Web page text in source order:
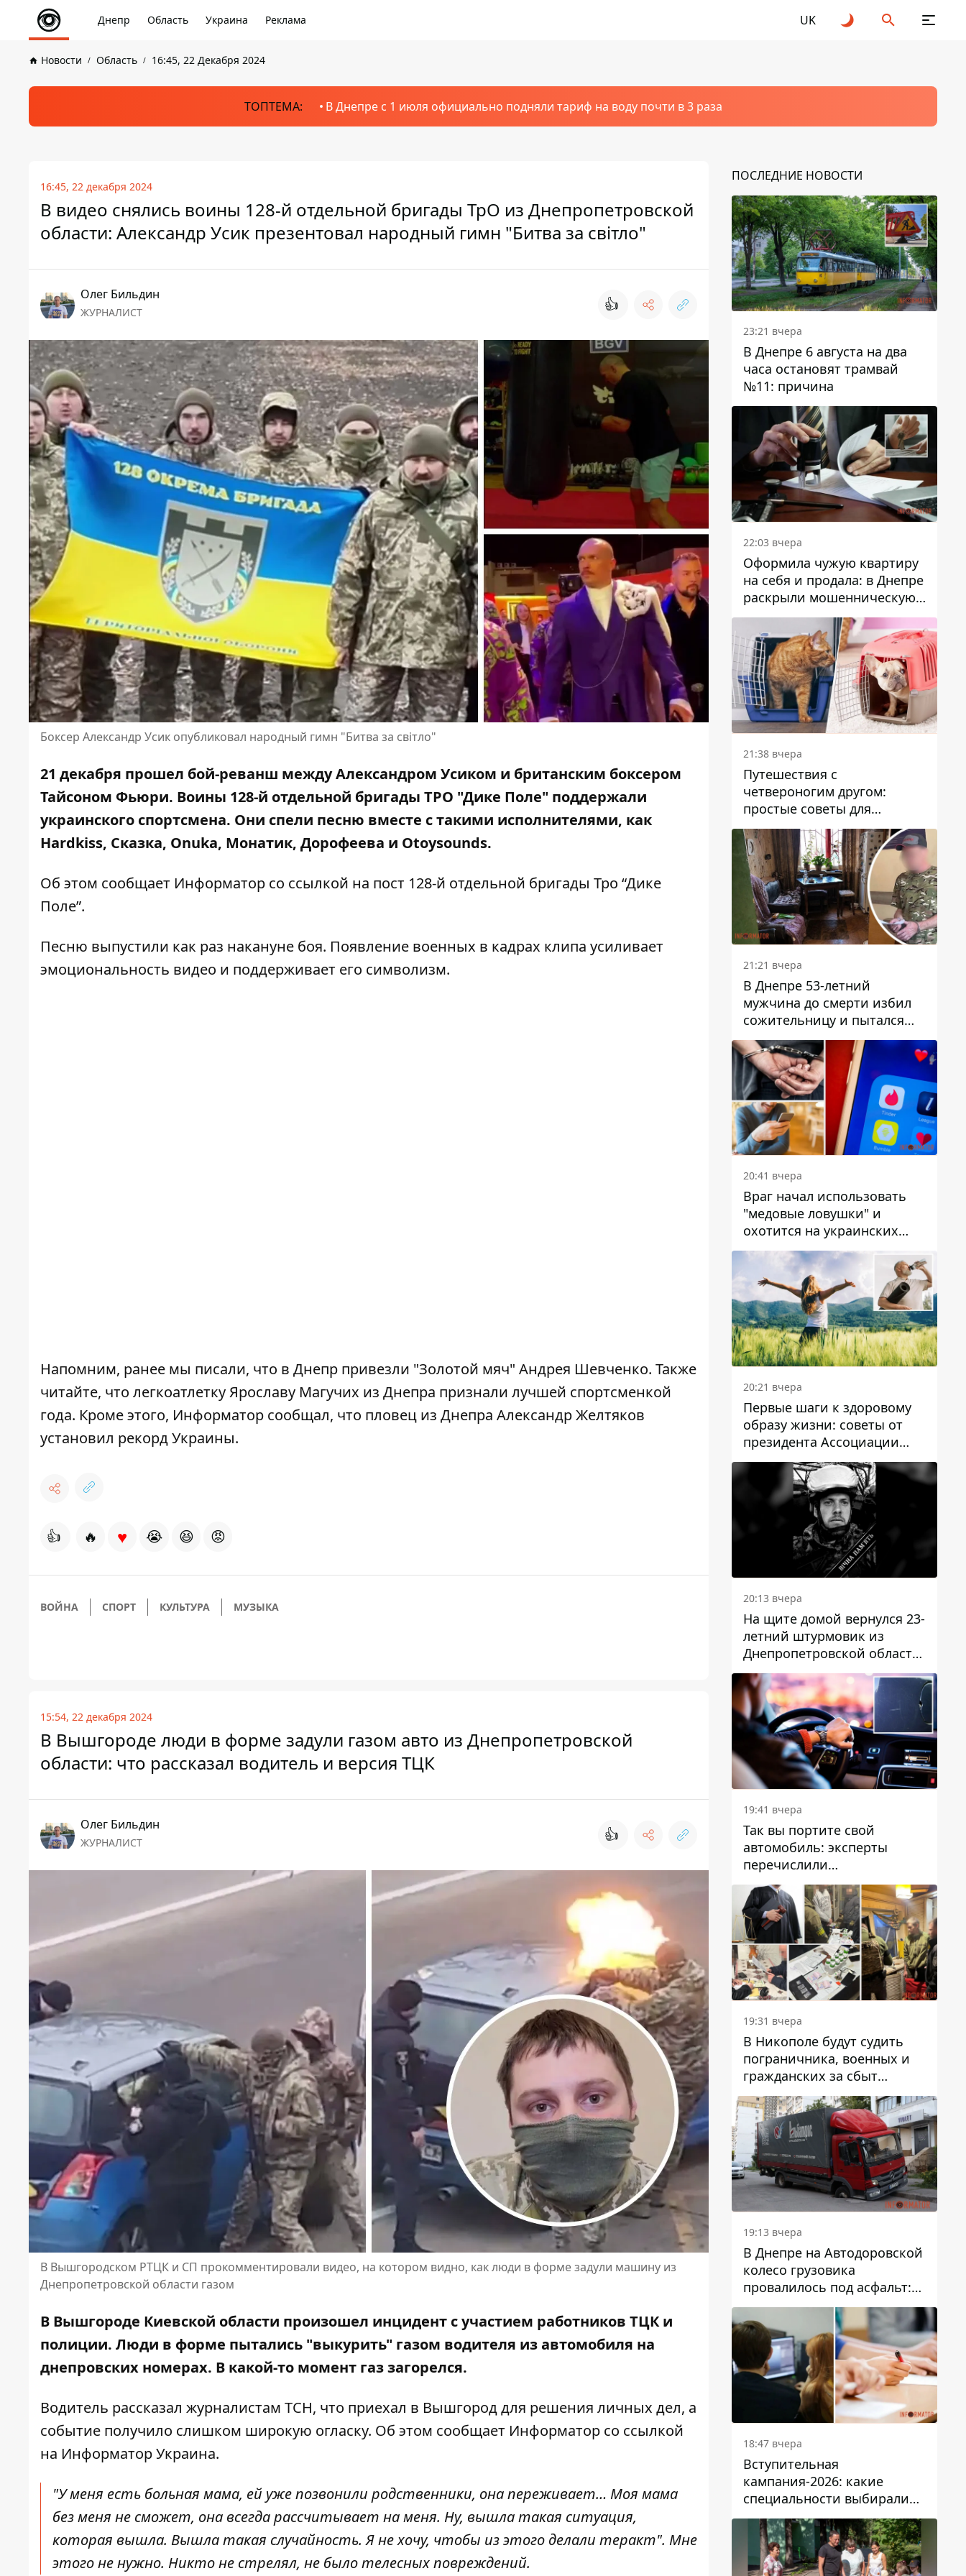
Днепр Область Украина Реклама UK
Новости Область 16:45, 22 Декабря 2024
ТОПТЕМА: В Днепре с 1 июля официально подняли тариф на воду почти в 3 раза
16:45, 22 декабря 2024
В видео снялись воины 128-й отдельной бригады ТрО из Днепропетровской
области: Александр Усик презентовал народный гимн "Битва за світло"
Олег Бильдин
ЖУРНАЛИСТ 👍
Боксер Александр Усик опубликовал народный гимн "Битва за світло"
21 декабря прошел бой-реванш между Александром Усиком и британским боксером
Тайсоном Фьюри. Воины 128-й отдельной бригады ТРО "Дике Поле" поддержали
украинского спортсмена. Они спели песню вместе с такими исполнителями, как
Hardkiss, Сказка, Onuka, Монатик, Дорофеева и Otoysounds.
Об этом сообщает Информатор со ссылкой на пост 128-й отдельной бригады Тро “Дике
Поле”.
Песню выпустили как раз накануне боя. Появление военных в кадрах клипа усиливает
эмоциональность видео и поддерживает его символизм.
Напомним, ранее мы писали, что в Днепр привезли "Золотой мяч" Андрея Шевченко. Также
читайте, что легкоатлетку Ярославу Магучих из Днепра признали лучшей спортсменкой
года. Кроме этого, Информатор сообщал, что пловец из Днепра Александр Желтяков
установил рекорд Украины.
👍 🔥 ♥ 😭 😆 😡
ВОЙНА СПОРТ КУЛЬТУРА МУЗЫКА
15:54, 22 декабря 2024
В Вышгороде люди в форме задули газом авто из Днепропетровской
области: что рассказал водитель и версия ТЦК
Олег Бильдин
ЖУРНАЛИСТ 👍
В Вышгородском РТЦК и СП прокомментировали видео, на котором видно, как люди в форме задули машину из
Днепропетровской области газом
В Вышгороде Киевской области произошел инцидент с участием работников ТЦК и
полиции. Люди в форме пытались "выкурить" газом водителя из автомобиля на
днепровских номерах. В какой-то момент газ загорелся.
Водитель рассказал журналистам ТСН, что приехал в Вышгород для решения личных дел, а
событие получило слишком широкую огласку. Об этом сообщает Информатор со ссылкой
на Информатор Украина.
"У меня есть больная мама, ей уже позвонили родственники, она переживает… Моя мама
без меня не сможет, она всегда рассчитывает на меня. Ну, вышла такая ситуация,
которая вышла. Вышла такая случайность. Я не хочу, чтобы из этого делали теракт". Мне
этого не нужно. Никто не стрелял, не было телесных повреждений.
ПОСЛЕДНИЕ НОВОСТИ
23:21 вчера
В Днепре 6 августа на два
часа остановят трамвай
№11: причина
22:03 вчера
Оформила чужую квартиру
на себя и продала: в Днепре
раскрыли мошенническую
схему с недвижимостью
21:38 вчера
Путешествия с
четвероногим другом:
простые советы для
поездок с животными
21:21 вчера
В Днепре 53-летний
мужчина до смерти избил
сожительницу и пытался
скрыть преступление:
детали
20:41 вчера
Враг начал использовать
"медовые ловушки" и
охотится на украинских
военнослужащих
20:21 вчера
Первые шаги к здоровому
образу жизни: советы от
президента Ассоциации
диетологов Украины
20:13 вчера
На щите домой вернулся 23-
летний штурмовик из
Днепропетровской области
Богдан Бескровный
19:41 вчера
Так вы портите свой
автомобиль: эксперты
перечислили
распространенные
привычки водителей,
которые на самом деле
вредят машине
19:31 вчера
В Никополе будут судить
пограничника, военных и
гражданских за сбыт
психотропов
19:13 вчера
В Днепре на Автодоровской
колесо грузовика
провалилось под асфальт:
движение заблокировано
18:47 вчера
Вступительная
кампания-2026: какие
специальности выбирали
абитуриенты в Украине